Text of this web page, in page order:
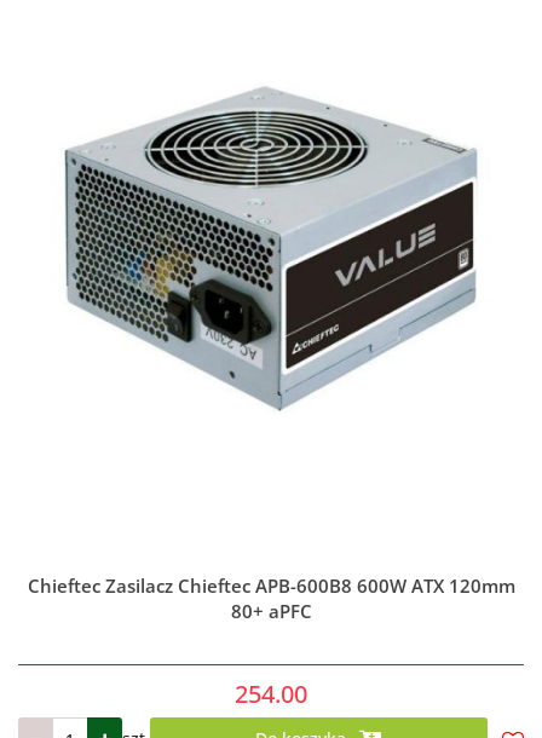
Chieftec Zasilacz Chieftec APB-600B8 600W ATX 120mm
80+ aPFC
254.00